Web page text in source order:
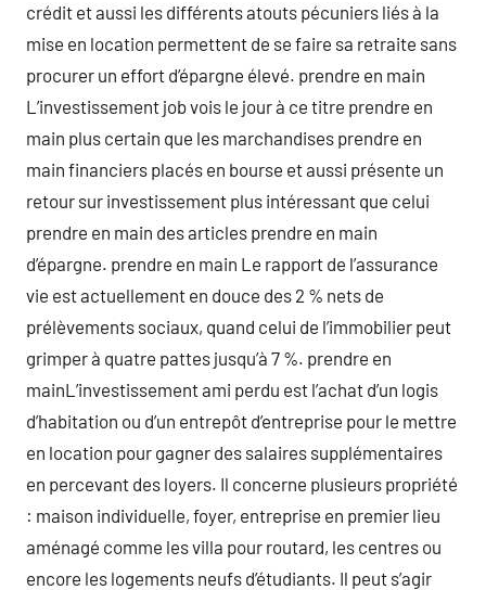
crédit et aussi les différents atouts pécuniers liés à la
mise en location permettent de se faire sa retraite sans
procurer un effort d’épargne élevé. prendre en main
L’investissement job vois le jour à ce titre prendre en
main plus certain que les marchandises prendre en
main financiers placés en bourse et aussi présente un
retour sur investissement plus intéressant que celui
prendre en main des articles prendre en main
d’épargne. prendre en main Le rapport de l’assurance
vie est actuellement en douce des 2 % nets de
prélèvements sociaux, quand celui de l’immobilier peut
grimper à quatre pattes jusqu’à 7 %. prendre en
mainL’investissement ami perdu est l’achat d’un logis
d’habitation ou d’un entrepôt d’entreprise pour le mettre
en location pour gagner des salaires supplémentaires
en percevant des loyers. Il concerne plusieurs propriété
: maison individuelle, foyer, entreprise en premier lieu
aménagé comme les villa pour routard, les centres ou
encore les logements neufs d’étudiants. Il peut s’agir